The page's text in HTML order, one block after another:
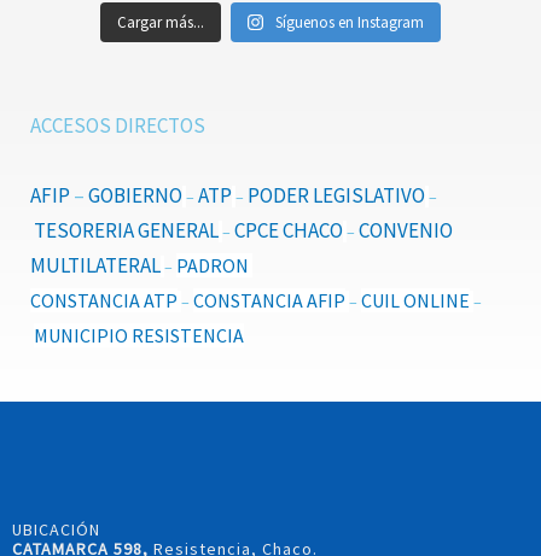
Cargar más... Síguenos en Instagram
ACCESOS DIRECTOS
AFIP–GOBIERNO – ATP– PODER LEGISLATIVO –
TESORERIA GENERAL– CPCE CHACO – CONVENIO
MULTILATERAL– PADRON
CONSTANCIA ATP – CONSTANCIA AFIP – CUIL ONLINE –
MUNICIPIO RESISTENCIA
UBICACIÓN
CATAMARCA 598, Resistencia, Chaco.